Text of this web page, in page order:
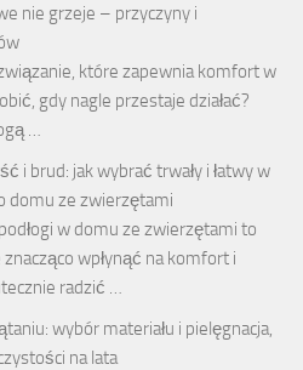
nie grzeje – przyczyny i
które zapewnia komfort w
gdy nagle przestaje działać?
…
i brud: jak wybrać trwały i łatwy w
domu ze zwierzętami
w domu ze zwierzętami to
wpłynąć na komfort i
radzić …
wybór materiału i pielęgnacja,
na lata